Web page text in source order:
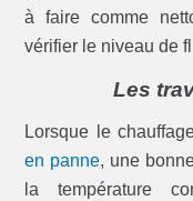
à faire comme
vérifier le niveau de
Les
Lorsque le
en panne, une
la température